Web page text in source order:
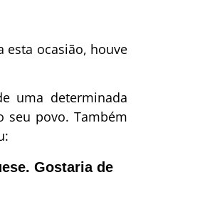
esta ocasião, houve
uma determinada
seu povo. Também
Gostaria de